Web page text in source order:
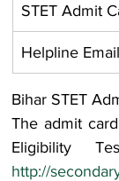
STET Admit
Helpline Email
Bihar STET
The admit
http://